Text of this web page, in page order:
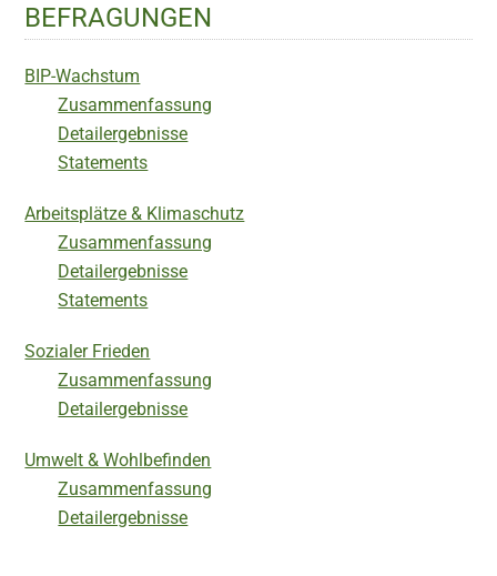
BEFRAGUNGEN
BIP-Wachstum
Zusammenfassung
Detailergebnisse
Statements
Arbeitsplätze & Klimaschutz
Zusammenfassung
Detailergebnisse
Statements
Sozialer Frieden
Zusammenfassung
Detailergebnisse
Umwelt & Wohlbefinden
Zusammenfassung
Detailergebnisse